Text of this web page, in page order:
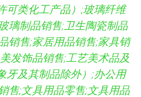
可类化工产品）;玻璃纤维
璃制品销售;卫生陶瓷制品
销售;家居用品销售;家具销
发饰品销售;工艺美术品及
牙及其制品除外）;办公用
售;文具用品零售;文具用品